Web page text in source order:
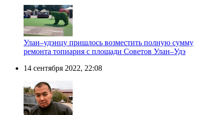
Улан–удэнцу пришлось возместить полную сумму
ремонта топиария с площади Советов Улан–Удэ
14 сентября 2022, 22:08